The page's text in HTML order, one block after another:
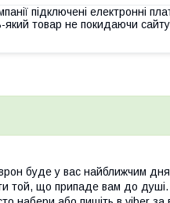
підключені електронні
який товар не покидаючи
буде у вас найближчим
той, що припаде вам до